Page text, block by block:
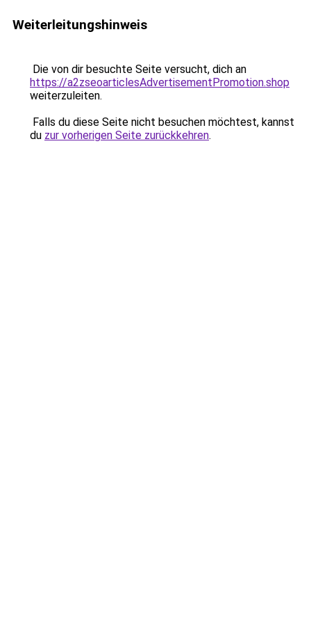
Weiterleitungshinweis
Die von dir besuchte Seite versucht, dich an
https://a2zseoarticlesAdvertisementPromotion.shop
weiterzuleiten.
Falls du diese Seite nicht besuchen möchtest, kannst
du zur vorherigen Seite zurückkehren.